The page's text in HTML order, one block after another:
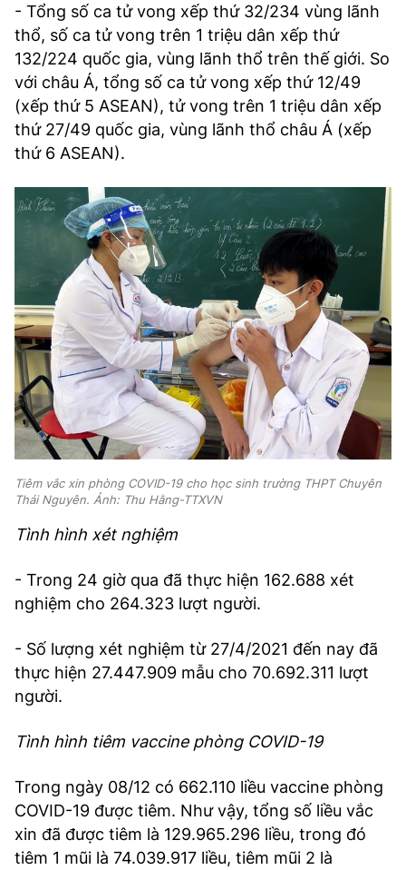
- Tổng số ca tử vong xếp thứ 32/234 vùng lãnh
thổ, số ca tử vong trên 1 triệu dân xếp thứ
132/224 quốc gia, vùng lãnh thổ trên thế giới. So
với châu Á, tổng số ca tử vong xếp thứ 12/49
(xếp thứ 5 ASEAN), tử vong trên 1 triệu dân xếp
thứ 27/49 quốc gia, vùng lãnh thổ châu Á (xếp
thứ 6 ASEAN).
Tiêm vắc xin phòng COVID-19 cho học sinh trường THPT Chuyên
Thái Nguyên. Ảnh: Thu Hằng-TTXVN
Tình hình xét nghiệm
- Trong 24 giờ qua đã thực hiện 162.688 xét
nghiệm cho 264.323 lượt người.
- Số lượng xét nghiệm từ 27/4/2021 đến nay đã
thực hiện 27.447.909 mẫu cho 70.692.311 lượt
người.
Tình hình tiêm vaccine phòng COVID-19
Trong ngày 08/12 có 662.110 liều vaccine phòng
COVID-19 được tiêm. Như vậy, tổng số liều vắc
xin đã được tiêm là 129.965.296 liều, trong đó
tiêm 1 mũi là 74.039.917 liều, tiêm mũi 2 là